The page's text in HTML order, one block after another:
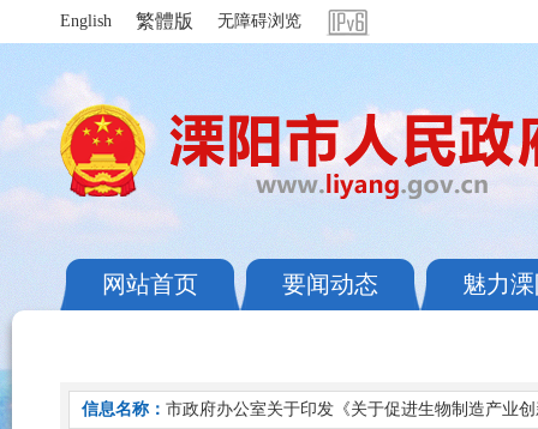
English 繁體版 无障碍浏览
网站首页 要闻动态 魅力
信息名称： 市政府办公室关于印发《关于促进生物制造产业